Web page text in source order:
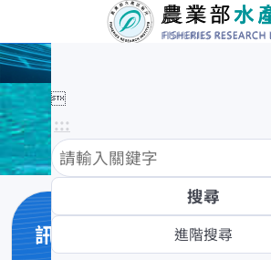
農業部水產試驗

:::
訊息與活動